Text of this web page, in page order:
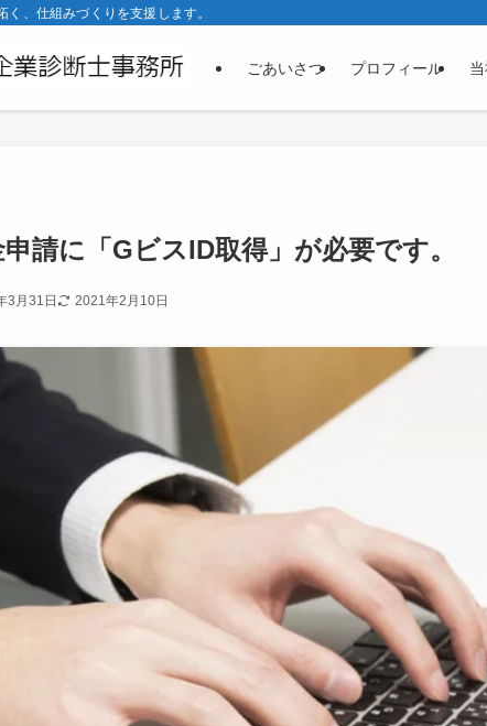
、仕組みづくりを支援します。
ごあいさつ プロフィール
請に「GビスID取得」が必要です。
3月31日 2021年2月10日